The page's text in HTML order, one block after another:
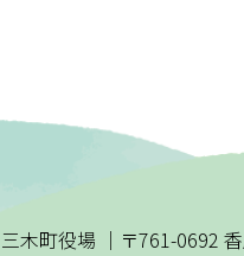
三木町役場 ｜ 〒761-0692